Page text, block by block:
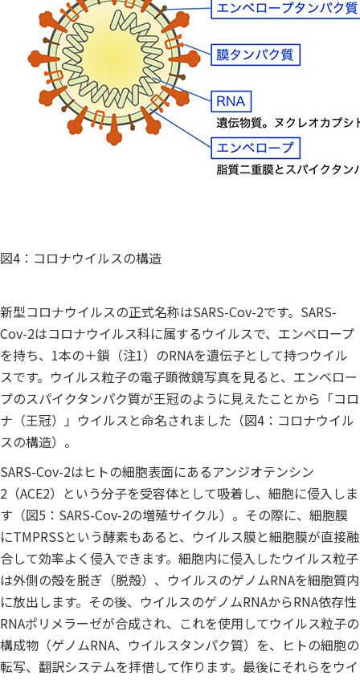
図4：コロナウイルスの構造
新型コロナウイルスの正式名称はSARS-Cov-2です。SARS-
Cov-2はコロナウイルス科に属するウイルスで、エンベロープ
を持ち、1本の＋鎖（注1）のRNAを遺伝子として持つウイル
スです。ウイルス粒子の電子顕微鏡写真を見ると、エンベロー
プのスパイクタンパク質が王冠のように見えたことから「コロ
ナ（王冠）」ウイルスと命名されました（図4：コロナウイル
スの構造）。
SARS-Cov-2はヒトの細胞表面にあるアンジオテンシン
2（ACE2）という分子を受容体として吸着し、細胞に侵入しま
す（図5：SARS-Cov-2の増殖サイクル）。その際に、細胞膜
にTMPRSSという酵素もあると、ウイルス膜と細胞膜が直接融
合して効率よく侵入できます。細胞内に侵入したウイルス粒子
は外側の殻を脱ぎ（脱殻）、ウイルスのゲノムRNAを細胞質内
に放出します。その後、ウイルスのゲノムRNAからRNA依存性
RNAポリメラーゼが合成され、これを使用してウイルス粒子の
構成物（ゲノムRNA、ウイルスタンパク質）を、ヒトの細胞の
転写、翻訳システムを拝借して作ります。最後にそれらをウイ